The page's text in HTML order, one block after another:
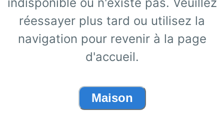
réessayer plus tard ou utilisez la
navigation pour revenir à la page
d'accueil.
Maison